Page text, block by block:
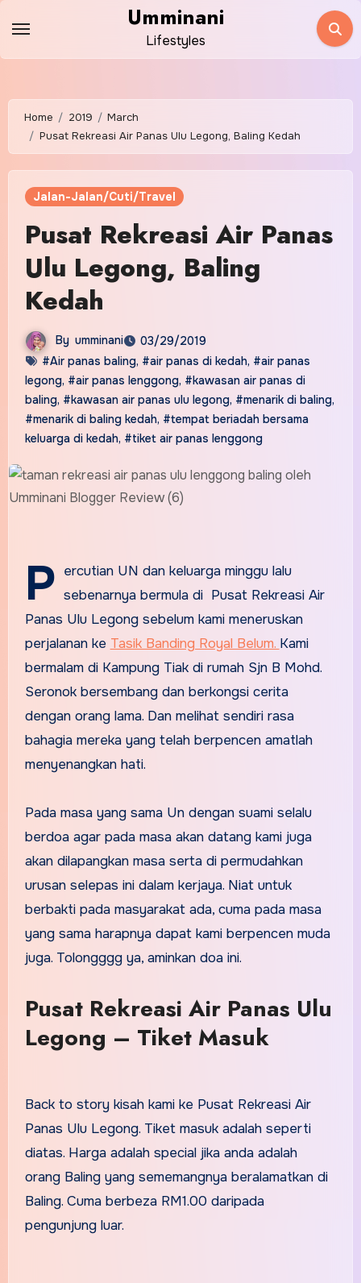
content
Umminani
Lifestyles
Home 2019
March
Pusat Rekreasi Air Panas Ulu Legong, Baling Kedah
Jalan-Jalan/Cuti/Travel
Pusat Rekreasi Air Panas
Ulu Legong, Baling
Kedah
By umminani
03/29/2019
#Air panas baling, #air panas di kedah, #air panas
legong, #air panas lenggong, #kawasan air panas di
baling, #kawasan air panas ulu legong, #menarik di baling,
#menarik di baling kedah, #tempat beriadah bersama
keluarga di kedah, #tiket air panas lenggong
P ercutian UN dan keluarga minggu lalu
sebenarnya bermula di Pusat Rekreasi Air
Panas Ulu Legong sebelum kami meneruskan
perjalanan ke Tasik Banding Royal Belum. Kami
bermalam di Kampung Tiak di rumah Sjn B Mohd.
Seronok bersembang dan berkongsi cerita
dengan orang lama. Dan melihat sendiri rasa
bahagia mereka yang telah berpencen amatlah
menyenangkan hati.
Pada masa yang sama Un dengan suami selalu
berdoa agar pada masa akan datang kami juga
akan dilapangkan masa serta di permudahkan
urusan selepas ini dalam kerjaya. Niat untuk
berbakti pada masyarakat ada, cuma pada masa
yang sama harapnya dapat kami berpencen muda
juga. Tolongggg ya, aminkan doa ini.
Pusat Rekreasi Air Panas Ulu
Legong – Tiket Masuk
Back to story kisah kami ke Pusat Rekreasi Air
Panas Ulu Legong. Tiket masuk adalah seperti
diatas. Harga adalah special jika anda adalah
orang Baling yang sememangnya beralamatkan di
Baling. Cuma berbeza RM1.00 daripada
pengunjung luar.